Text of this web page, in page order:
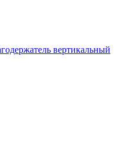
вертикальный